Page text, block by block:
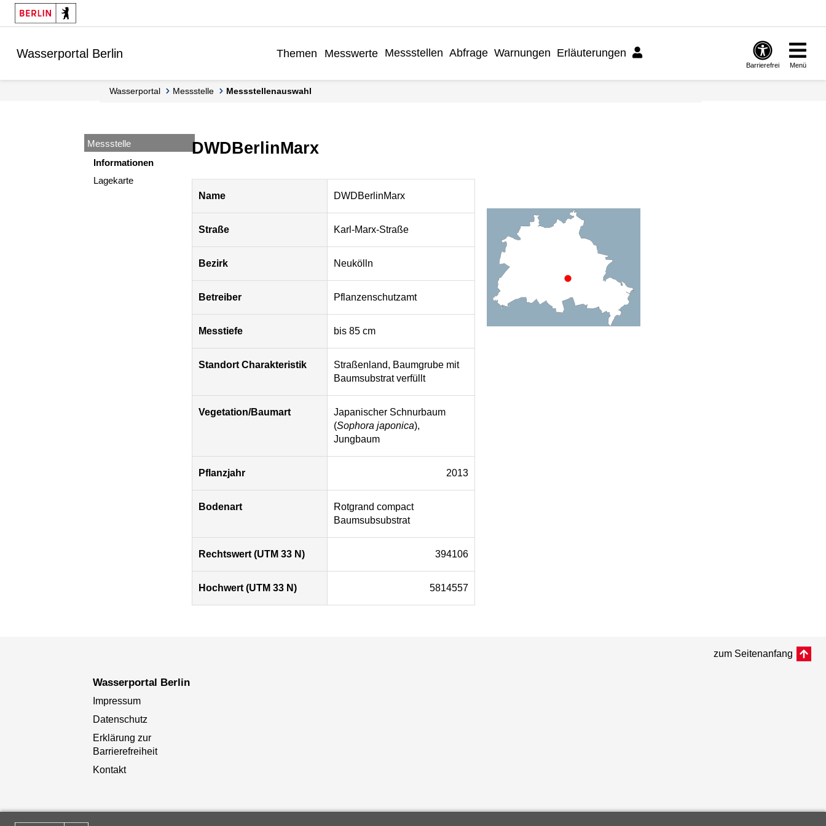
Springe zur Navigation
Springe zum Inhalt
Wasserportal Berlin Themen Messwerte Messstellen Abfrage Warnungen Erläuterungen
Barrierefrei Menü
Wasserportal Messstelle Messstellenauswahl
Messstelle
Informationen
Lagekarte
DWDBerlinMarx
Berlin
Name DWDBerlinMarx
Straße Karl-Marx-Straße
Bezirk Neukölln
Betreiber Pflanzenschutzamt
Messtiefe bis 85 cm
Standort Charakteristik
Straßenland, Baumgrube mit
Baumsubstrat verfüllt
Vegetation/Baumart
Japanischer Schnurbaum
(Sophora japonica),
Jungbaum
Pflanzjahr 2013
Bodenart
Rotgrand compact
Baumsubsubstrat
Rechtswert (UTM 33 N) 394106
Hochwert (UTM 33 N) 5814557
zum Seitenanfang
Wasserportal Berlin
Impressum
Datenschutz
Erklärung zur
Barrierefreiheit
Kontakt